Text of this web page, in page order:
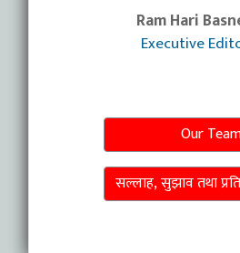
Ram Hari
Executive
Our
सल्लाह, सुझाव तथा